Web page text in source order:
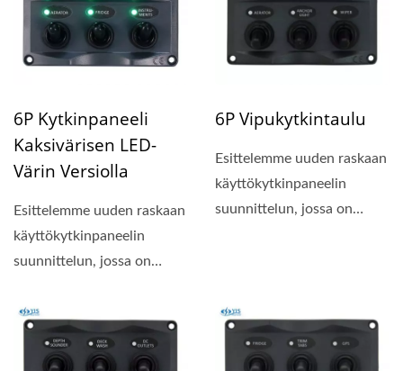
6P Kytkinpaneeli
Kaksivärisen LED-
Värin Versiolla
Esittelemme uuden raskaan
käyttökytkinpaneelin
suunnittelun, jossa on
6P Vipukytkintaulu
Esittelemme uuden raskaan
käyttökytkinpaneelin
suunnittelun, jossa on